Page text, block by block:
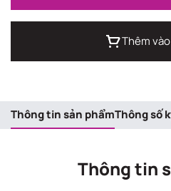
Thêm
Thông tin sản phẩmThông số
Thông tin